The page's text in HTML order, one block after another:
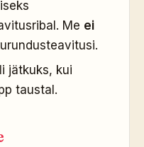
Me ei
jätkuks, kui
taustal.